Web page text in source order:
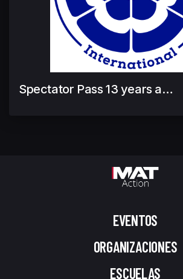
Spectator Pass 13 years and over (12 and under Free)
EVENTOS
ORGANIZACIONES
ESCUELAS